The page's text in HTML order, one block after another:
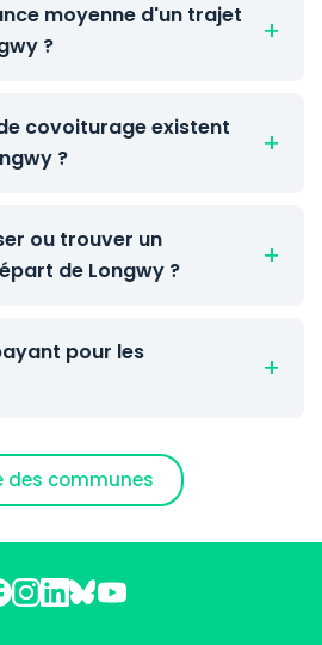
moyenne d'un trajet
?
covoiturage existent
?
ou trouver un
de Longwy ?
pour les
des communes